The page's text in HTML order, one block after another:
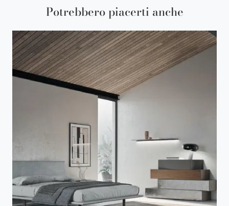
Potrebbero piacerti anche